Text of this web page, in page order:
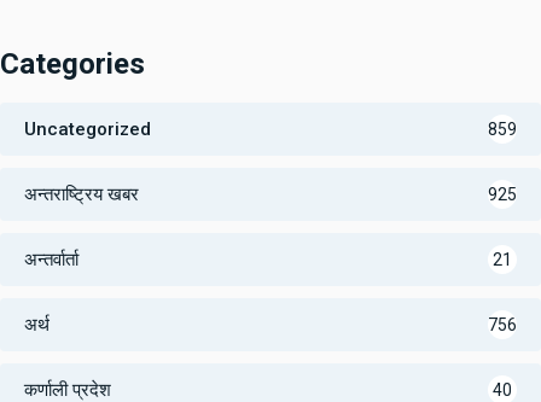
Categories
Uncategorized 859
अन्तराष्ट्रिय खबर 925
अन्तर्वार्ता 21
अर्थ 756
कर्णाली प्रदेश 40